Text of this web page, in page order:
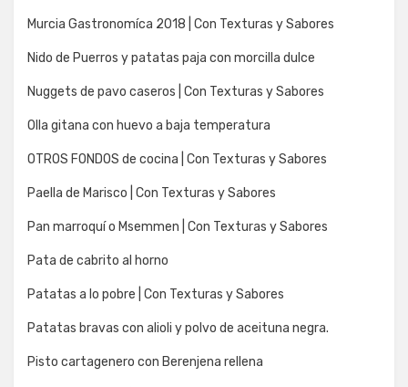
Murcia Gastronomíca 2018 | Con Texturas y Sabores
Nido de Puerros y patatas paja con morcilla dulce
Nuggets de pavo caseros | Con Texturas y Sabores
Olla gitana con huevo a baja temperatura
OTROS FONDOS de cocina | Con Texturas y Sabores
Paella de Marisco | Con Texturas y Sabores
Pan marroquí o Msemmen | Con Texturas y Sabores
Pata de cabrito al horno
Patatas a lo pobre | Con Texturas y Sabores
Patatas bravas con alioli y polvo de aceituna negra.
Pisto cartagenero con Berenjena rellena